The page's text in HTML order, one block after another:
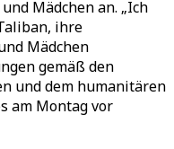
Mädchen an. „Ich
ihre
Mädchen
gemäß den
und dem humanitären
am Montag vor